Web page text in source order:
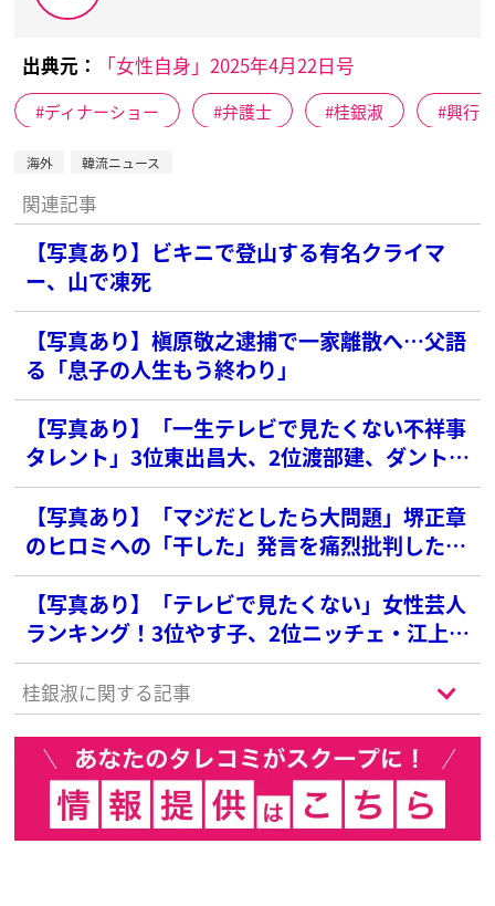
出典元： 「女性自身」2025年4月22日号
ディナーショー 弁護士 桂銀淑 興行
海外 韓流ニュース
関連記事
【写真あり】ビキニで登山する有名クライマ
ー、山で凍死
【写真あり】槇原敬之逮捕で一家離散へ…父語
る「息子の人生もう終わり」
【写真あり】「一生テレビで見たくない不祥事
タレント」3位東出昌大、2位渡部建、ダントツ
1位の俳優は？
【写真あり】「マジだとしたら大問題」堺正章
のヒロミへの「干した」発言を痛烈批判した
「人気芸人」
【写真あり】「テレビで見たくない」女性芸人
ランキング！3位やす子、2位ニッチェ・江上を
抑えた圧倒的な1位は？
桂銀淑に関する記事